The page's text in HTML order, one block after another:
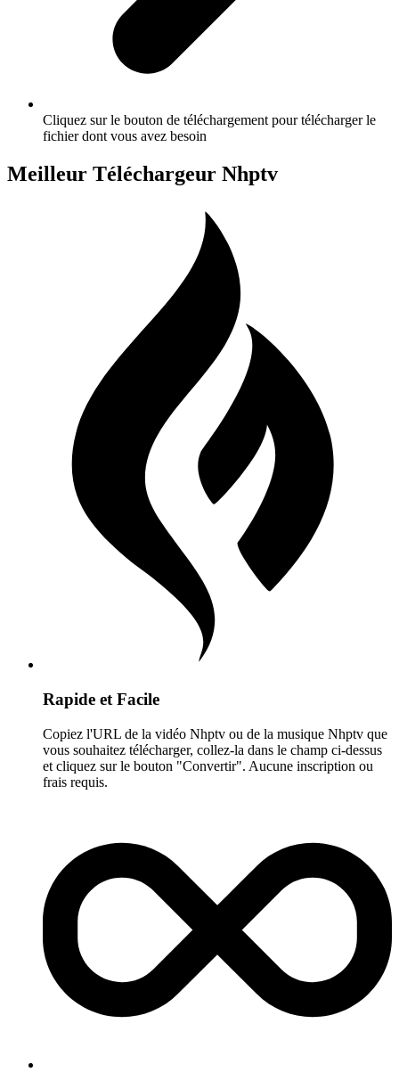
Cliquez sur le bouton de téléchargement pour télécharger le
fichier dont vous avez besoin
Meilleur Téléchargeur Nhptv
Rapide et Facile
Copiez l'URL de la vidéo Nhptv ou de la musique Nhptv que
vous souhaitez télécharger, collez-la dans le champ ci-dessus
et cliquez sur le bouton "Convertir". Aucune inscription ou
frais requis.